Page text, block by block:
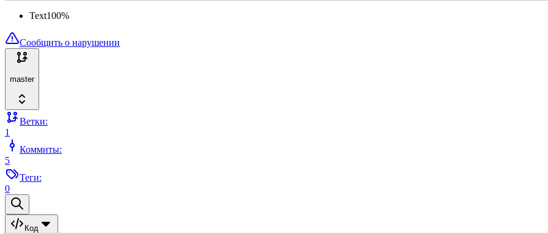
Text100%
Сообщить о нарушении
master
Ветки:
1
Коммиты:
5
Теги:
0
Код